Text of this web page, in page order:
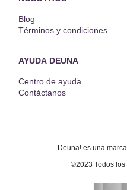
Blog
Términos y condiciones
AYUDA DEUNA
Centro de ayuda
Contáctanos
Deuna! es una
©2023 Todos